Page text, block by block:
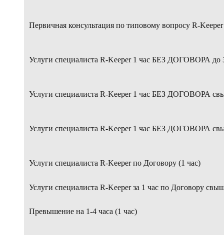
Первичная консультация по типовому вопросу R-Keeper
Услуги специалиста R-Keeper 1 час БЕЗ ДОГОВОРА до
Услуги специалиста R-Keeper 1 час БЕЗ ДОГОВОРА
Услуги специалиста R-Keeper 1 час БЕЗ ДОГОВОРА
Услуги специалиста R-Keeper по Договору (1 час)
Услуги специалиста R-Keeper за 1 час по Договору
Превышение на 1-4 часа (1 час)